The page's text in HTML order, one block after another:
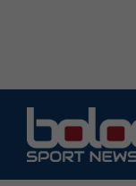
contenuto